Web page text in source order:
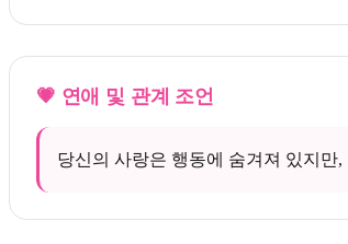
💗 연애 및 관계 조언
당신의 사랑은 행동에 숨겨져 있지